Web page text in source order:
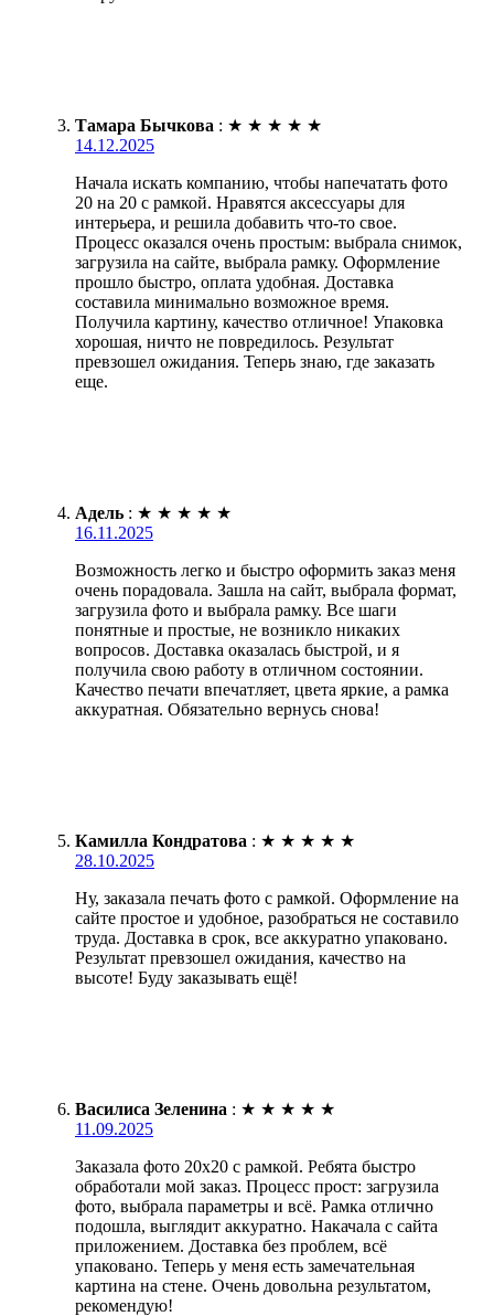
Тамара Бычкова : ★ ★ ★ ★ ★
14.12.2025
Начала искать компанию, чтобы напечатать фото
20 на 20 с рамкой. Нравятся аксессуары для
интерьера, и решила добавить что-то свое.
Процесс оказался очень простым: выбрала снимок,
загрузила на сайте, выбрала рамку. Оформление
прошло быстро, оплата удобная. Доставка
составила минимально возможное время.
Получила картину, качество отличное! Упаковка
хорошая, ничто не повредилось. Результат
превзошел ожидания. Теперь знаю, где заказать
еще.
Адель : ★ ★ ★ ★ ★
16.11.2025
Возможность легко и быстро оформить заказ меня
очень порадовала. Зашла на сайт, выбрала формат,
загрузила фото и выбрала рамку. Все шаги
понятные и простые, не возникло никаких
вопросов. Доставка оказалась быстрой, и я
получила свою работу в отличном состоянии.
Качество печати впечатляет, цвета яркие, а рамка
аккуратная. Обязательно вернусь снова!
Камилла Кондратова : ★ ★ ★ ★ ★
28.10.2025
Ну, заказала печать фото с рамкой. Оформление на
сайте простое и удобное, разобраться не составило
труда. Доставка в срок, все аккуратно упаковано.
Результат превзошел ожидания, качество на
высоте! Буду заказывать ещё!
Василиса Зеленина : ★ ★ ★ ★ ★
11.09.2025
Заказала фото 20х20 с рамкой. Ребята быстро
обработали мой заказ. Процесс прост: загрузила
фото, выбрала параметры и всё. Рамка отлично
подошла, выглядит аккуратно. Накачала с сайта
приложением. Доставка без проблем, всё
упаковано. Теперь у меня есть замечательная
картина на стене. Очень довольна результатом,
рекомендую!